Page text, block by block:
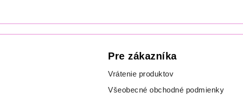
Pre zákazníka
Vrátenie produktov
Všeobecné obchodné podmienky